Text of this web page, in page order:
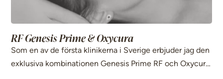
RF Genesis Prime & Oxycura
Som en av de första klinikerna i Sverige erbjuder jag den
exklusiva kombinationen Genesis Prime RF och Oxycura